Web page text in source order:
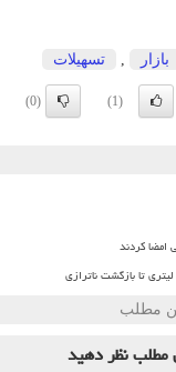
بازار تسهیلات
(1)
(0)
امضا کردند
مطلب
مطلبنظر دهید